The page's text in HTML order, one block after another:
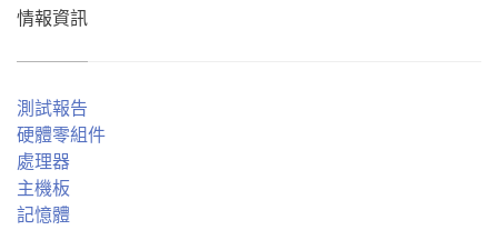
情報資訊
測試報告
硬體零組件
處理器
主機板
記憶體